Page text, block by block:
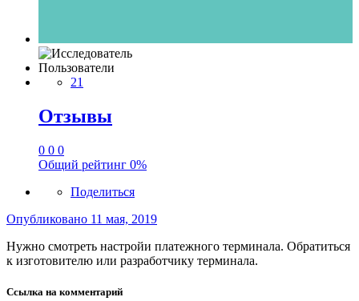
Пользователи
21
Отзывы
0 0 0
Общий рейтинг 0%
Поделиться
Опубликовано 11 мая, 2019
Нужно смотреть настройи платежного терминала. Обратиться
к изготовителю или разработчику терминала.
Ссылка на комментарий